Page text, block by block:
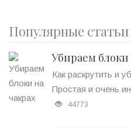
Популярные статьи
Убираем блоки
Как раскрутить и
Простая и очень
44773